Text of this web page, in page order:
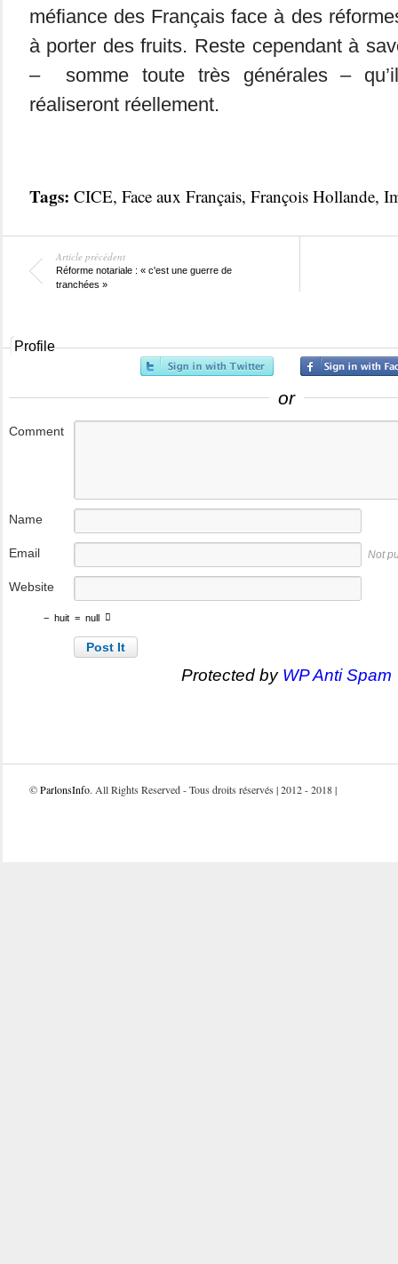
méfiance des Français face à des
à porter des fruits. Reste cependant à
– somme toute très générales –
réaliseront réellement.
Tags: CICE, Face aux Français, François Hollande,
Article précédent
Réforme notariale : « c'est une guerre de
tranchées »
Profile
or
Comment
Name
Email Not
Website
− huit = null
Protected by WP Anti Spam
©ParlonsInfo. All Rights Reserved - Tous droits réservés | 2012 - 2018 |